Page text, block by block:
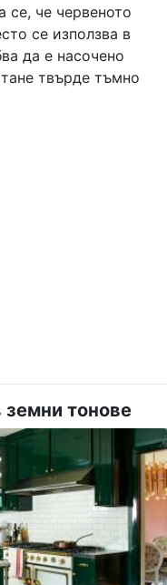
се, че червеното
се използва в
да е насочено
твърде тъмно
земни тонове